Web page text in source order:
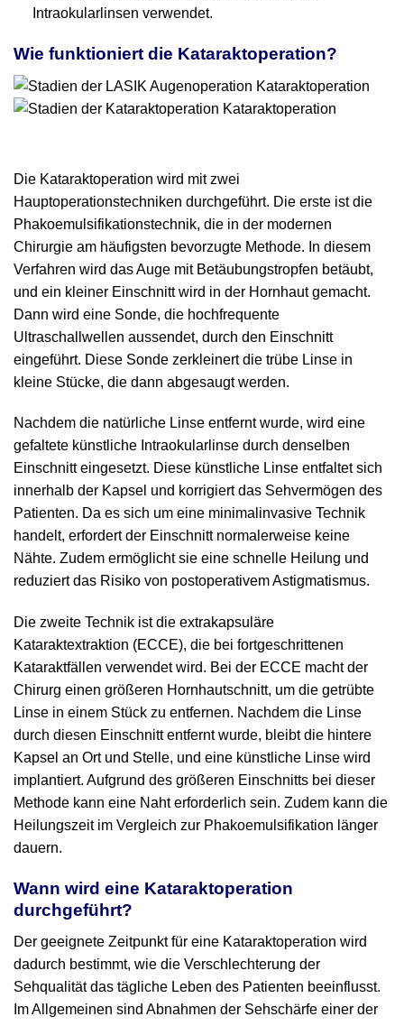
Intraokularlinsen verwendet.
Wie funktioniert die Kataraktoperation?
Die Kataraktoperation wird mit zwei
Hauptoperationstechniken durchgeführt. Die erste ist die
Phakoemulsifikationstechnik, die in der modernen
Chirurgie am häufigsten bevorzugte Methode. In diesem
Verfahren wird das Auge mit Betäubungstropfen betäubt,
und ein kleiner Einschnitt wird in der Hornhaut gemacht.
Dann wird eine Sonde, die hochfrequente
Ultraschallwellen aussendet, durch den Einschnitt
eingeführt. Diese Sonde zerkleinert die trübe Linse in
kleine Stücke, die dann abgesaugt werden.
Nachdem die natürliche Linse entfernt wurde, wird eine
gefaltete künstliche Intraokularlinse durch denselben
Einschnitt eingesetzt. Diese künstliche Linse entfaltet sich
innerhalb der Kapsel und korrigiert das Sehvermögen des
Patienten. Da es sich um eine minimalinvasive Technik
handelt, erfordert der Einschnitt normalerweise keine
Nähte. Zudem ermöglicht sie eine schnelle Heilung und
reduziert das Risiko von postoperativem Astigmatismus.
Die zweite Technik ist die extrakapsuläre
Kataraktextraktion (ECCE), die bei fortgeschrittenen
Kataraktfällen verwendet wird. Bei der ECCE macht der
Chirurg einen größeren Hornhautschnitt, um die getrübte
Linse in einem Stück zu entfernen. Nachdem die Linse
durch diesen Einschnitt entfernt wurde, bleibt die hintere
Kapsel an Ort und Stelle, und eine künstliche Linse wird
implantiert. Aufgrund des größeren Einschnitts bei dieser
Methode kann eine Naht erforderlich sein. Zudem kann die
Heilungszeit im Vergleich zur Phakoemulsifikation länger
dauern.
Wann wird eine Kataraktoperation
durchgeführt?
Der geeignete Zeitpunkt für eine Kataraktoperation wird
dadurch bestimmt, wie die Verschlechterung der
Sehqualität das tägliche Leben des Patienten beeinflusst.
Im Allgemeinen sind Abnahmen der Sehschärfe einer der